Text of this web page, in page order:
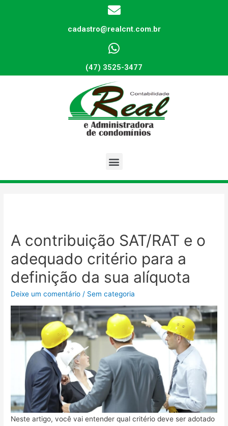
cadastro@realcnt.com.br
(47) 3525-3477
A contribuição SAT/RAT e o
adequado critério para a
definição da sua alíquota
Deixe um comentário / Sem categoria
Neste artigo, você vai entender qual critério deve ser adotado